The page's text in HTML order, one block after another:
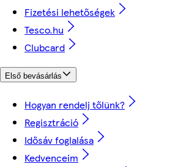
Fizetési lehetőségek
Tesco.hu
Clubcard
Első bevásárlás
Hogyan rendelj tőlünk?
Regisztráció
Idősáv foglalása
Kedvenceim